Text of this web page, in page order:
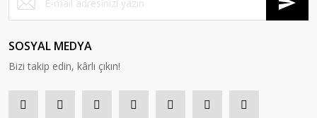
SOSYAL MEDYA
Bizi takip edin, kârlı çıkın!